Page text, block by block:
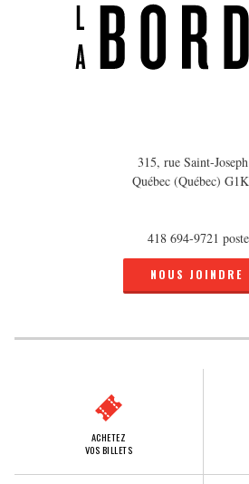
315, rue Saint-
Québec (Québec)
418 694-9721
NOUS JOINDRE
ACHETEZ
VOS BILLETS